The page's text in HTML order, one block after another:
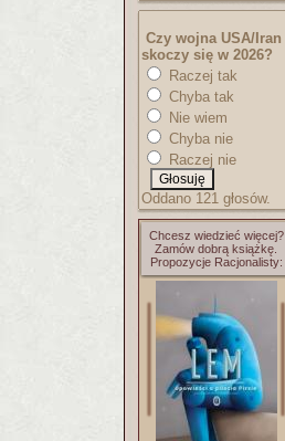
Czy wojna USA/Iran
skoczy się w 2026?
Raczej tak
Chyba tak
Nie wiem
Chyba nie
Raczej nie
Oddano 121 głosów.
Chcesz wiedzieć więcej?
Zamów dobrą książkę.
Propozycje Racjonalisty: